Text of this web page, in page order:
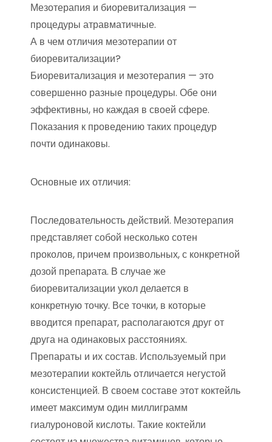
Мезотерапия и биоревитализация —
процедуры атравматичные.
А в чем отличия мезотерапии от
биоревитализации?
Биоревитализация и мезотерапия — это
совершенно разные процедуры. Обе они
эффективны, но каждая в своей сфере.
Показания к проведению таких процедур
почти одинаковы.
Основные их отличия:
Последовательность действий. Мезотерапия
представляет собой несколько сотен
проколов, причем произвольных, с конкретной
дозой препарата. В случае же
биоревитализации укол делается в
конкретную точку. Все точки, в которые
вводится препарат, располагаются друг от
друга на одинаковых расстояниях.
Препараты и их состав. Используемый при
мезотерапии коктейль отличается негустой
консистенцией. В своем составе этот коктейль
имеет максимум один миллиграмм
гиалуроновой кислоты. Такие коктейли